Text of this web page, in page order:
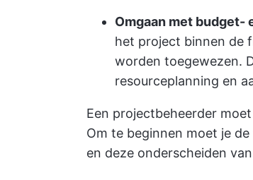
Omgaan met budget-
het project binnen de
worden toegewezen.
resourceplanning en
Een projectbeheerder
Om te beginnen moet je
en deze onderscheiden